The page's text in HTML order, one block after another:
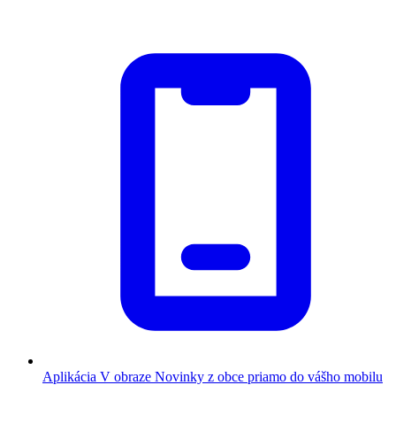
Aplikácia V obraze Novinky z obce priamo do vášho mobilu